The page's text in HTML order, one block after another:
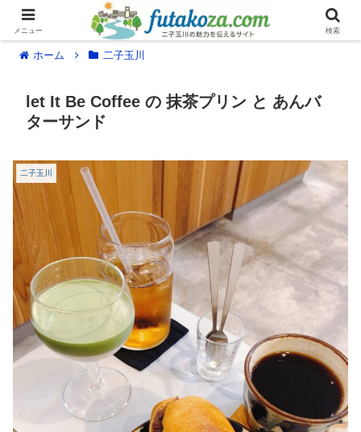
ホーム 二子玉川
let It Be Coffee の 抹茶プリン と あんバ
ターサンド
二子玉川
メニュー 検索